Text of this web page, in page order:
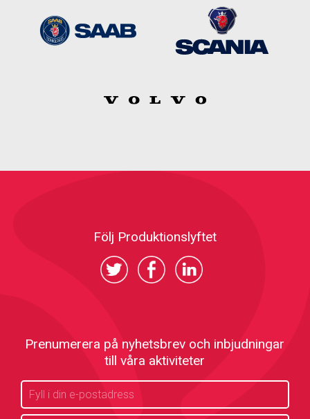
Följ Produktionslyftet
Prenumerera på nyhetsbrev och inbjudningar
till våra aktiviteter